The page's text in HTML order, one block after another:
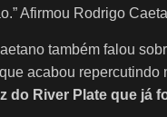
Afirmou Rodrigo
também falou
acabou repercutindo
do River Plate que já